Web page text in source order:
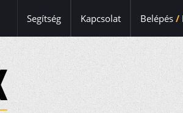
Segítség Kapcsolat Belépés /